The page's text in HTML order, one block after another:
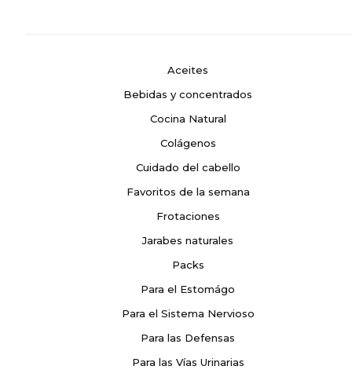
Aceites
Bebidas y concentrados
Cocina Natural
Colágenos
Cuidado del cabello
Favoritos de la semana
Frotaciones
Jarabes naturales
Packs
Para el Estomágo
Para el Sistema Nervioso
Para las Defensas
Para las Vías Urinarias